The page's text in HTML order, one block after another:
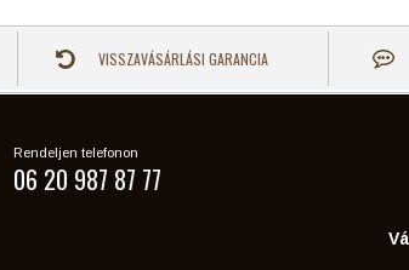
VISSZAVÁSÁRLÁSI GARANCIA
Rendeljen telefonon
06 20 987 87 77